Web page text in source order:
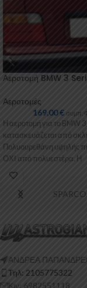
Αεροτομή BMW 3
Αεροτομές
169,00€ συμπ.
Η αεροτομή για το BMW
κατασκευάζεται από
Πολυουρεθάνη υψηλής
ΟΧΙ από πολυεστέρα. Η
Πολυουρεθάνη
SPARCO
ΑΝΔΡΕΑ
Τηλ: 2105775322
Κιν: 6982551118